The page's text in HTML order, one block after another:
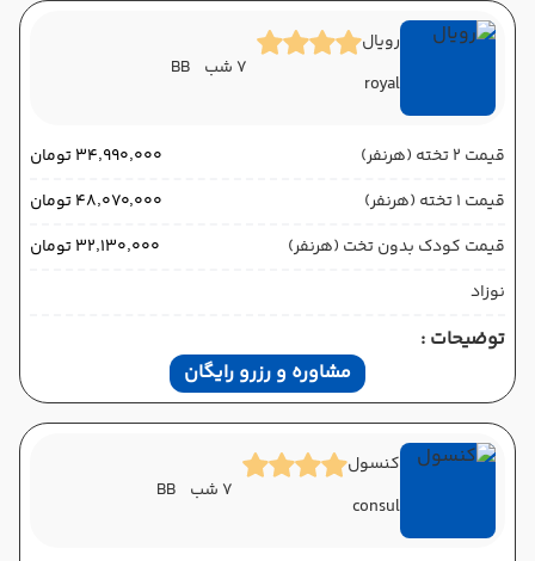
ساعت حرکت :16:45
پایان سفر
فرودگاه بین‌المللی حیدر علی‌اف GYD
ساعت حرکت : 14:05
01:10
رویال
royal
7 شب BB
قیمت 2 تخته (هرنفر)
۳۴٬۹۹۰٬۰۰۰ تومان
قیمت 1 تخته (هرنفر)
۴۸٬۰۷۰٬۰۰۰ تومان
قیمت کودک بدون تخت (هرنفر)
۳۲٬۱۳۰٬۰۰۰ تومان
نوزاد
توضیحات :
مشاوره و رزرو رایگان
کنسول
consul
7 شب BB